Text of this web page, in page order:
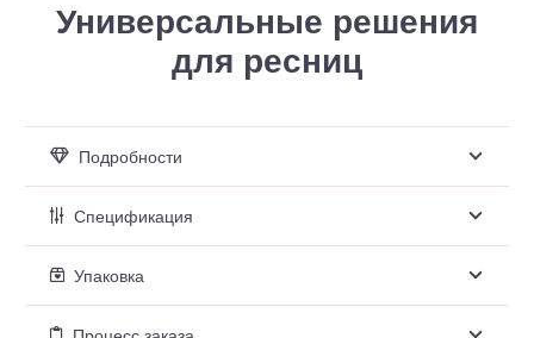
Универсальные решения
для ресниц
Подробности
Спецификация
Упаковка